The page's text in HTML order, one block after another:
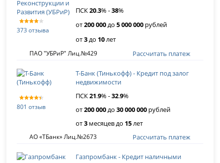
373 отзыва
ПСК20.3% -38%
от200 000до5 000 000 рублей
от3до 10лет
ПАО "УБРиР" Лиц.№429 Рассчитать платеж
801 отзыв
Т-Банк (Тинькофф) - Кредит под залог
недвижимости
ПСК21.9% -32.9%
от200 000до30 000 000 рублей
от3 месяцев до 15лет
АО «ТБанк» Лиц.№2673 Рассчитать платеж
Газпромбанк - Кредит наличными